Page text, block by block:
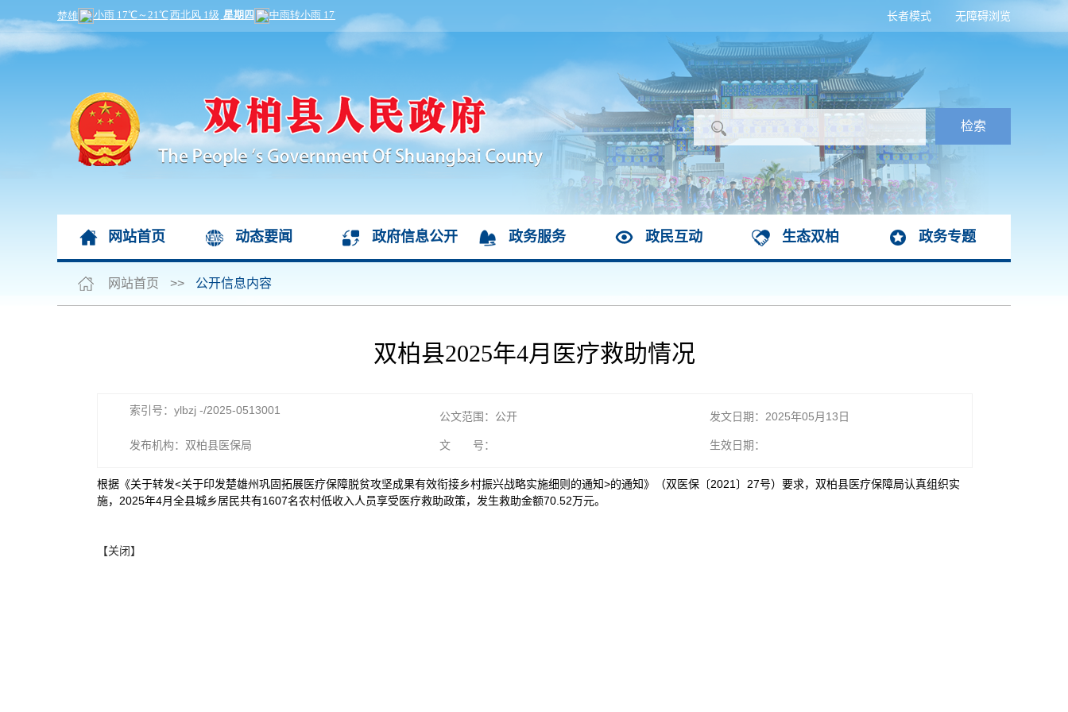
无障碍浏览
长者模式
网站首页 动态要闻 政府信息公开 政务服务 政民互动 生态双柏 政务专题
网站首页 >> 公开信息内容
双柏县2025年4月医疗救助情况
索引号：ylbzj -/2025-0513001 公文范围：公开 发文日期：2025年05月13日
发布机构：双柏县医保局 文 号： 生效日期：
根据《关于转发<关于印发楚雄州巩固拓展医疗保障脱贫攻坚成果有效衔接乡村振兴战略实施细则的通知>的通知》（双医保〔2021〕27号）要求，双柏县医疗保障局认真组织实
施，2025年4月全县城乡居民共有1607名农村低收入人员享受医疗救助政策，发生救助金额70.52万元。
【关闭】